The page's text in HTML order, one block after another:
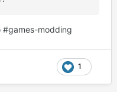
#games-modding
1